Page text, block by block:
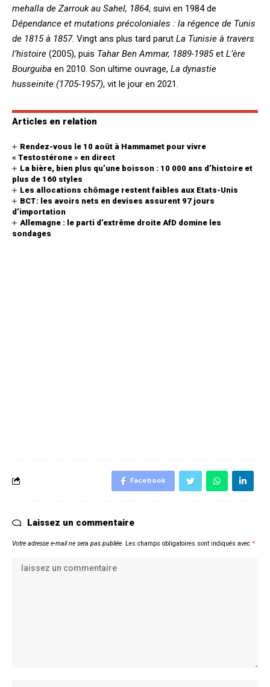
mehalla de Zarrouk au Sahel, 1864, suivi en 1984 de
Dépendance et mutations précoloniales : la régence de Tunis
de 1815 à 1857. Vingt ans plus tard parut La Tunisie à travers
l’histoire (2005), puis Tahar Ben Ammar, 1889-1985et L’ère
Bourguiba en 2010. Son ultime ouvrage, La dynastie
husseinite (1705-1957), vit le jour en 2021.
Articles en relation
Rendez-vous le 10 août à Hammamet pour vivre
« Testostérone » en direct
La bière, bien plus qu’une boisson : 10 000 ans d’histoire et
plus de 160 styles
Les allocations chômage restent faibles aux Etats-Unis
BCT: les avoirs nets en devises assurent 97 jours
d’importation
Allemagne : le parti d’extrême droite AfD domine les
sondages
Facebook
Laissez un commentaire
Votre adresse e-mail ne sera pas publiée. Les champs obligatoires sont indiqués avec *